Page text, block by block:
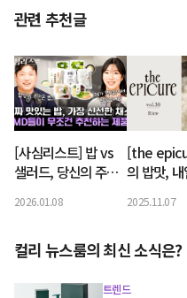
관련 추천글
[사심리스트] 밥 vs
샐러드, 당신의 주식
2026.01.08
[the
의 밥맛,
2025.11.07
컬리 뉴스룸의 최신 소식은?
트렌드